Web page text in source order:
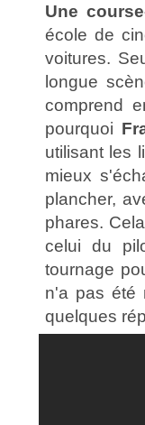
Une
école de
voitures.
longue
comprend
pourquoi
utilisant les
mieux
plancher,
phares.
celui du
tournage
n'a pas été
quelques